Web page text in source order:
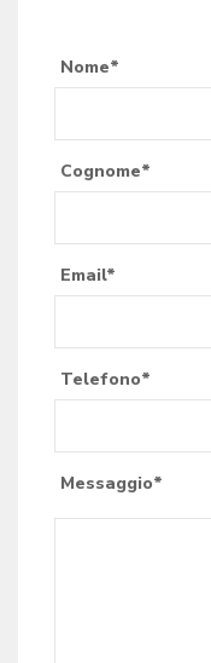
Nome*
Cognome*
Email*
Telefono*
Messaggio*